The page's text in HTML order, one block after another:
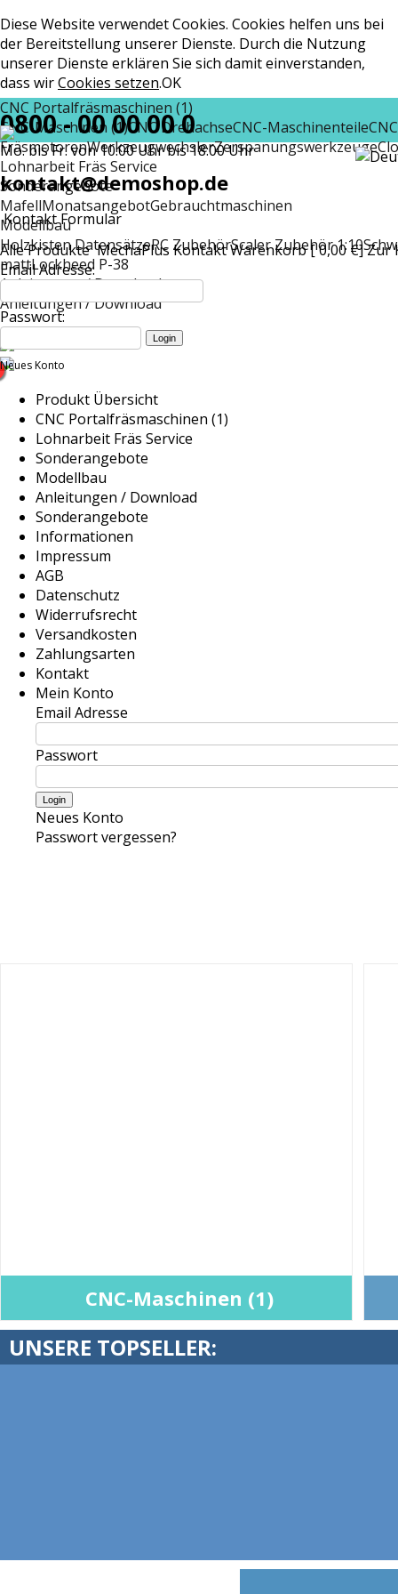
Diese Website verwendet Cookies. Cookies helfen uns bei
der Bereitstellung unserer Dienste. Durch die Nutzung
unserer Dienste erklären Sie sich damit einverstanden,
dass wirCookies setzen.OK
CNC Portalfräsmaschinen (1)
CNC-Maschinen (1)CNC DrehachseCNC-Maschinenteile
FräsmotorenWerkzeugwechslerZerspanungswerkzeuge
Lohnarbeit Fräs Service
Sonderangebote
MafellMonatsangebotGebrauchtmaschinen
Modellbau
Holzkisten DatensätzeRC ZubehörScaler Zubehör 1:10
mattLockheed P-38
Anleitungen / Download
Anleitungen / Download
0800 - 00 00 00 0
Mo. bis Fr. von 10:00 Uhr bis 18:00 Uhr
kontakt@demoshop.de
Kontakt Formular
Alle Produkte MechaPlus KontaktWarenkorb [ 0,00 €]Zur
Email Adresse:
Passwort:
Neues Konto
Produkt Übersicht
CNC Portalfräsmaschinen (1)
Lohnarbeit Fräs Service
Sonderangebote
Modellbau
Anleitungen / Download
Sonderangebote
Informationen
Impressum
AGB
Datenschutz
Widerrufsrecht
Versandkosten
Zahlungsarten
Kontakt
Mein Konto
Email Adresse
Passwort
Neues Konto
Passwort vergessen?
CNC-Maschinen (1)
UNSERE TOPSELLER: